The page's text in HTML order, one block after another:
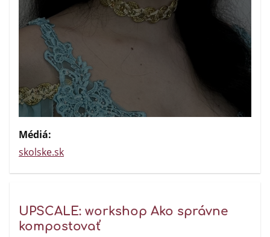
Médiá:
skolske.sk
UPSCALE: workshop Ako správne
kompostovať